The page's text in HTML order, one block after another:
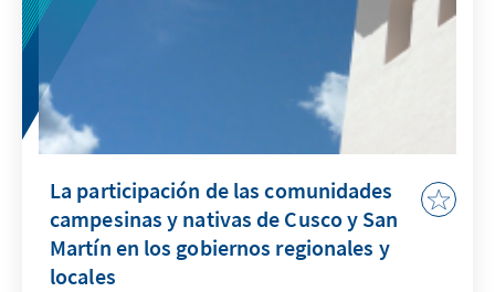
La participación de las comunidades
campesinas y nativas de Cusco y San
Martín en los gobiernos regionales y
locales